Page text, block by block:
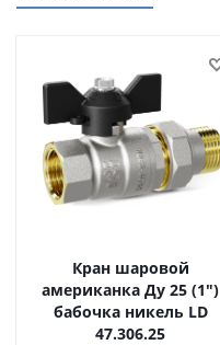
Кран шаровой
американка Ду 25 (1")
бабочка никель LD
47.306.25